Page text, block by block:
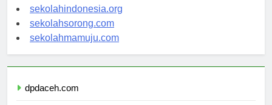
sekolahindonesia.org
sekolahsorong.com
sekolahmamuju.com
dpdaceh.com